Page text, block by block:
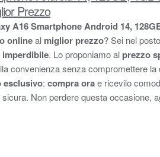
Prezzo
A16 Smartphone Android 14,
onlineal miglior prezzo? Sei nel
. Lo proponiamo al prezzo
convenienza senza compromettere la
esclusivo: compra orae ricevilo
Non perdere questa occasione,